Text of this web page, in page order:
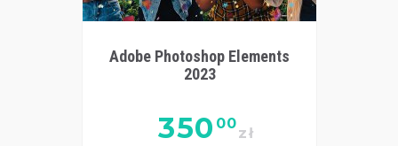
Adobe Photoshop Elements
2023
350 00
zł